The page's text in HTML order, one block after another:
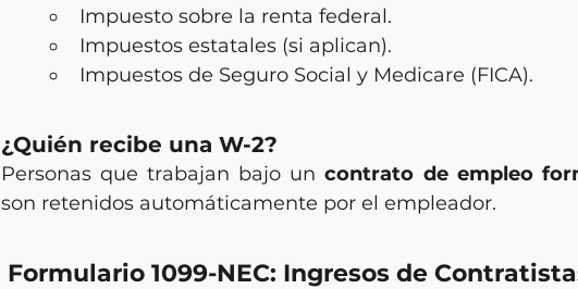
Impuesto sobre la renta federal.
Impuestos estatales (si aplican).
Impuestos de Seguro Social y Medicare (FICA).
¿Quién recibe una W-2?
Personas que trabajan bajo un contrato de empleo
son retenidos automáticamente por el empleador.
Formulario 1099-NEC: Ingresos de